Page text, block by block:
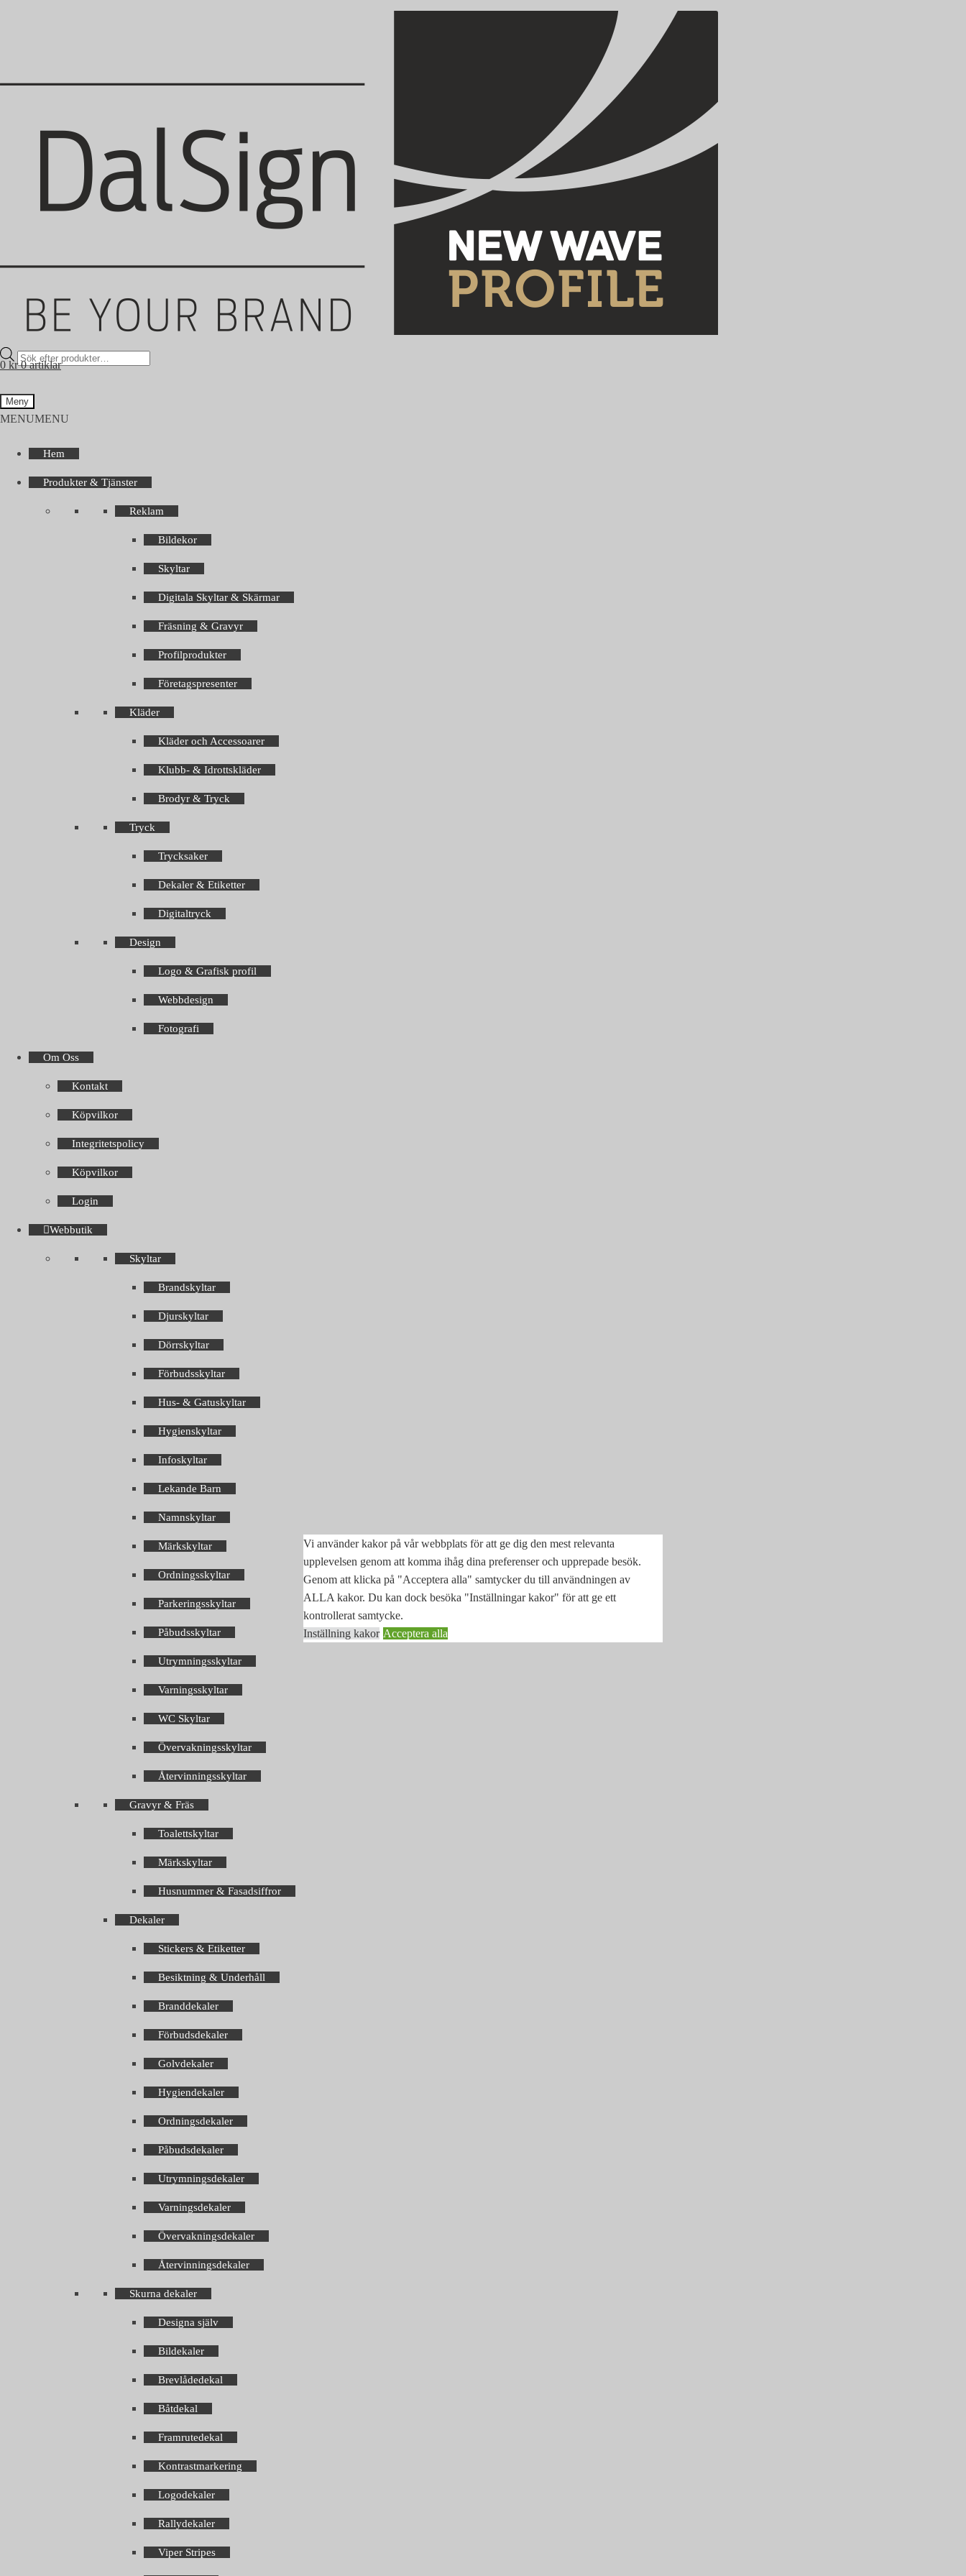
Products
search
0 kr 0 artiklar
Meny
MENUMENU
Hem
Produkter & Tjänster
Reklam
Bildekor
Skyltar
Digitala Skyltar & Skärmar
Fräsning & Gravyr
Profilprodukter
Företagspresenter
Kläder
Kläder och Accessoarer
Klubb- & Idrottskläder
Brodyr & Tryck
Tryck
Trycksaker
Dekaler & Etiketter
Digitaltryck
Design
Logo & Grafisk profil
Webbdesign
Fotografi
Om Oss
Kontakt
Köpvilkor
Integritetspolicy
Köpvilkor
Login
Webbutik
Skyltar
Brandskyltar
Djurskyltar
Dörrskyltar
Förbudsskyltar
Hus- & Gatuskyltar
Hygienskyltar
Infoskyltar
Lekande Barn
Namnskyltar
Märkskyltar
Ordningsskyltar
Parkeringsskyltar
Påbudsskyltar
Utrymningsskyltar
Varningsskyltar
WC Skyltar
Övervakningsskyltar
Återvinningsskyltar
Gravyr & Fräs
Toalettskyltar
Märkskyltar
Husnummer & Fasadsiffror
Dekaler
Stickers & Etiketter
Besiktning & Underhåll
Branddekaler
Förbudsdekaler
Golvdekaler
Hygiendekaler
Ordningsdekaler
Påbudsdekaler
Utrymningsdekaler
Varningsdekaler
Övervakningsdekaler
Återvinningsdekaler
Skurna dekaler
Designa själv
Bildekaler
Brevlådedekal
Båtdekal
Framrutedekal
Kontrastmarkering
Logodekaler
Rallydekaler
Viper Stripes
Vi använder kakor på vår webbplats för att ge dig den mest relevanta
upplevelsen genom att komma ihåg dina preferenser och upprepade besök.
Genom att klicka på "Acceptera alla" samtycker du till användningen av
ALLA kakor. Du kan dock besöka "Inställningar kakor" för att ge ett
kontrollerat samtycke.
Inställning kakor Acceptera alla